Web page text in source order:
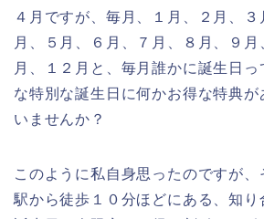
４月ですが、毎月、１月、２月、３
月、５月、６月、７月、８月、９月
月、１２月と、毎月誰かに誕生日
な特別な誕生日に何かお得な特典が
いませんか？
このように私自身思ったのですが、
駅から徒歩１０分ほどにある、知り